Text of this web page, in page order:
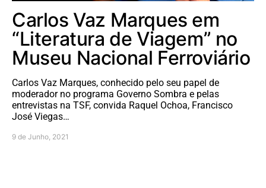
Carlos Vaz Marques em
“Literatura de Viagem” no
Museu Nacional Ferroviário
Carlos Vaz Marques, conhecido pelo seu papel de
moderador no programa Governo Sombra e pelas
entrevistas na TSF, convida Raquel Ochoa, Francisco
José Viegas…
9 de Junho, 2021